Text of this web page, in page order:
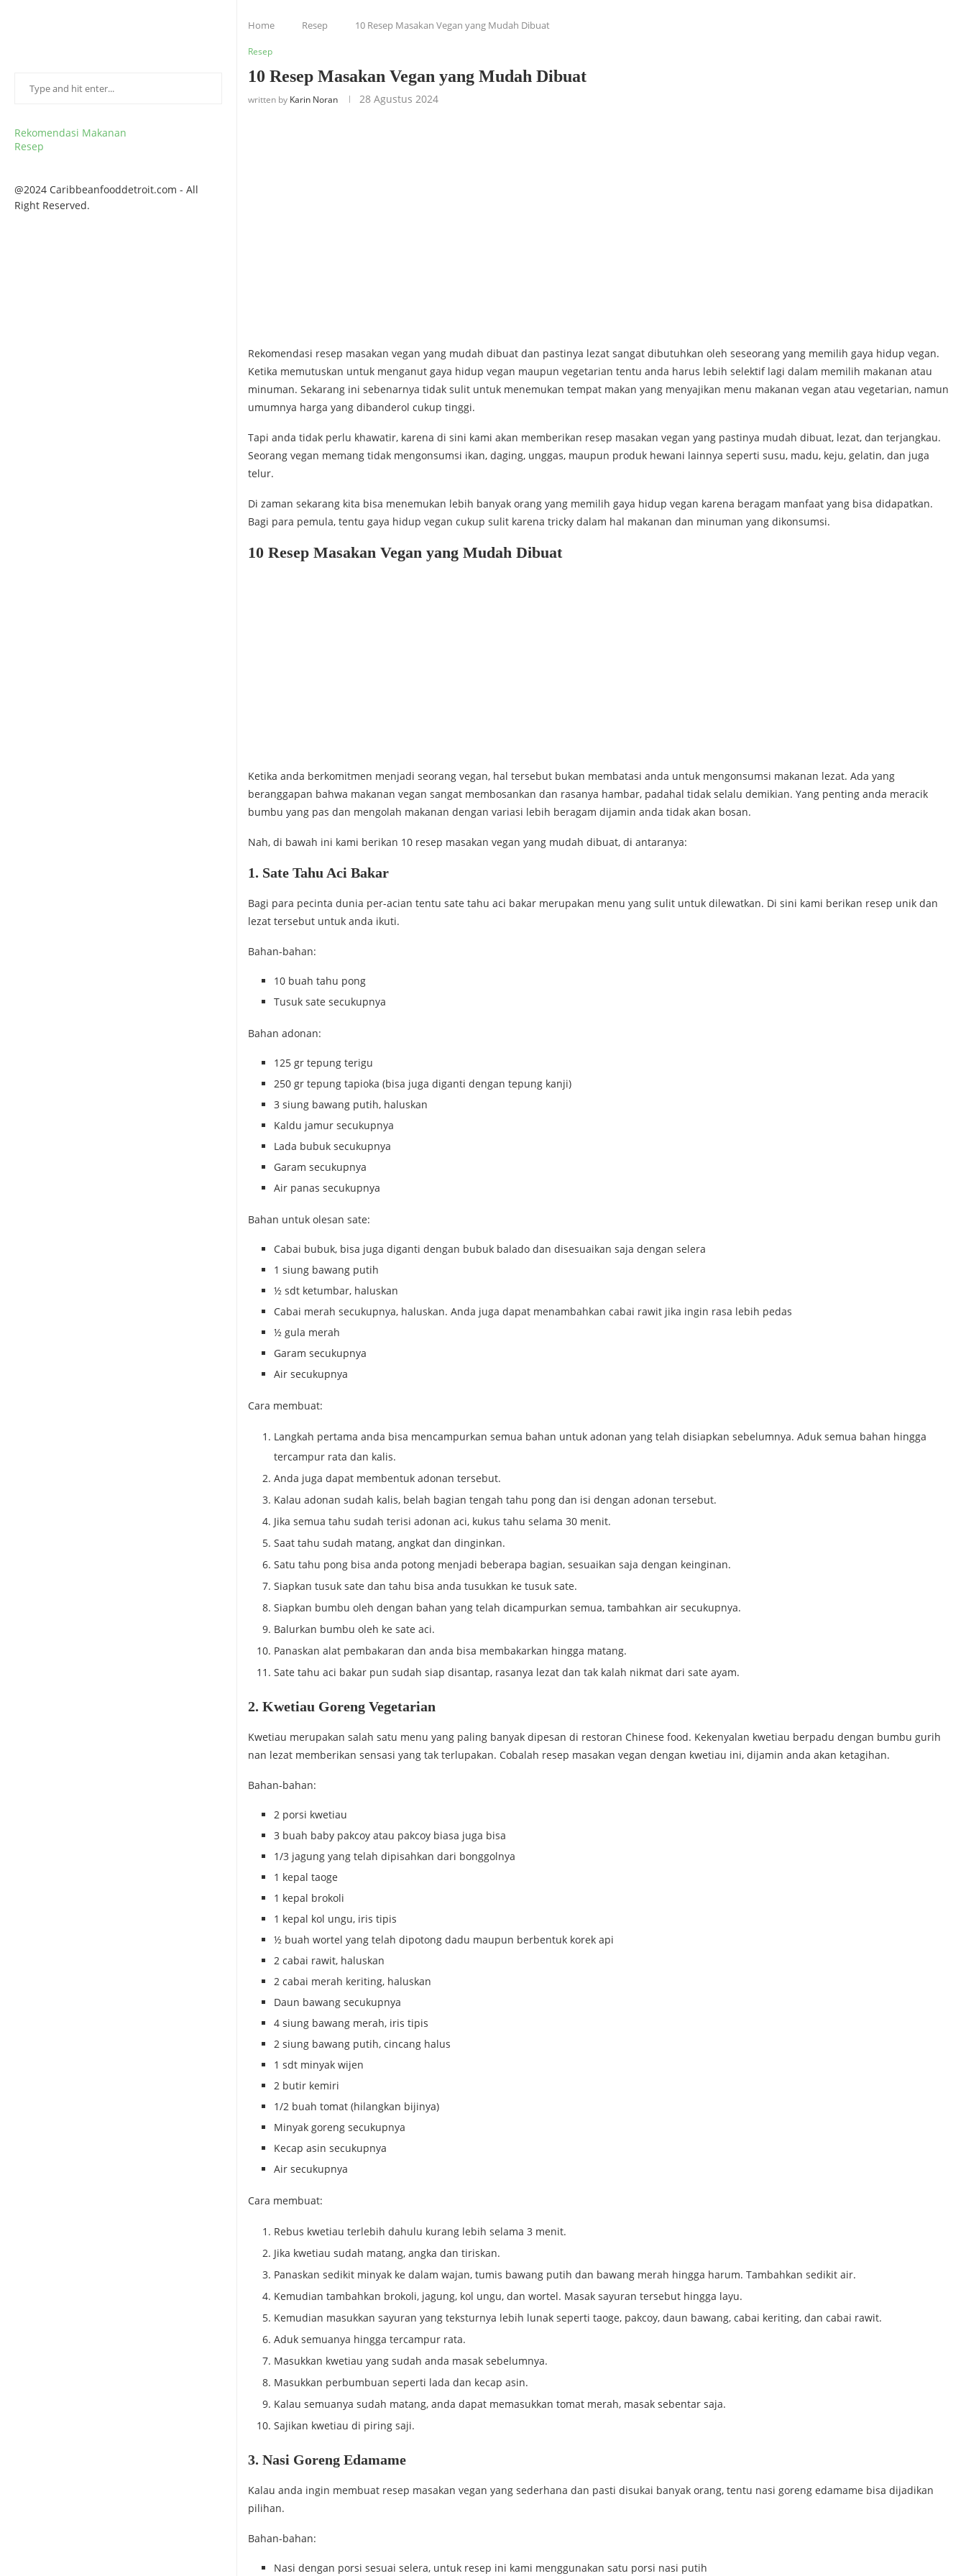
Rekomendasi Makanan
Resep
@2024 Caribbeanfooddetroit.com - All
Right Reserved.
Home Resep 10 Resep Masakan Vegan yang Mudah Dibuat
Resep
10 Resep Masakan Vegan yang Mudah Dibuat
written by Karin Noran 28 Agustus 2024
Rekomendasi resep masakan vegan yang mudah dibuat dan pastinya lezat sangat dibutuhkan oleh seseorang yang memilih gaya hidup vegan.
Ketika memutuskan untuk menganut gaya hidup vegan maupun vegetarian tentu anda harus lebih selektif lagi dalam memilih makanan atau
minuman. Sekarang ini sebenarnya tidak sulit untuk menemukan tempat makan yang menyajikan menu makanan vegan atau vegetarian, namun
umumnya harga yang dibanderol cukup tinggi.
Tapi anda tidak perlu khawatir, karena di sini kami akan memberikan resep masakan vegan yang pastinya mudah dibuat, lezat, dan terjangkau.
Seorang vegan memang tidak mengonsumsi ikan, daging, unggas, maupun produk hewani lainnya seperti susu, madu, keju, gelatin, dan juga
telur.
Di zaman sekarang kita bisa menemukan lebih banyak orang yang memilih gaya hidup vegan karena beragam manfaat yang bisa didapatkan.
Bagi para pemula, tentu gaya hidup vegan cukup sulit karena tricky dalam hal makanan dan minuman yang dikonsumsi.
10 Resep Masakan Vegan yang Mudah Dibuat
Ketika anda berkomitmen menjadi seorang vegan, hal tersebut bukan membatasi anda untuk mengonsumsi makanan lezat. Ada yang
beranggapan bahwa makanan vegan sangat membosankan dan rasanya hambar, padahal tidak selalu demikian. Yang penting anda meracik
bumbu yang pas dan mengolah makanan dengan variasi lebih beragam dijamin anda tidak akan bosan.
Nah, di bawah ini kami berikan 10 resep masakan vegan yang mudah dibuat, di antaranya:
1. Sate Tahu Aci Bakar
Bagi para pecinta dunia per-acian tentu sate tahu aci bakar merupakan menu yang sulit untuk dilewatkan. Di sini kami berikan resep unik dan
lezat tersebut untuk anda ikuti.
Bahan-bahan:
10 buah tahu pong
Tusuk sate secukupnya
Bahan adonan:
125 gr tepung terigu
250 gr tepung tapioka (bisa juga diganti dengan tepung kanji)
3 siung bawang putih, haluskan
Kaldu jamur secukupnya
Lada bubuk secukupnya
Garam secukupnya
Air panas secukupnya
Bahan untuk olesan sate:
Cabai bubuk, bisa juga diganti dengan bubuk balado dan disesuaikan saja dengan selera
1 siung bawang putih
½ sdt ketumbar, haluskan
Cabai merah secukupnya, haluskan. Anda juga dapat menambahkan cabai rawit jika ingin rasa lebih pedas
½ gula merah
Garam secukupnya
Air secukupnya
Cara membuat:
Langkah pertama anda bisa mencampurkan semua bahan untuk adonan yang telah disiapkan sebelumnya. Aduk semua bahan hingga
tercampur rata dan kalis.
Anda juga dapat membentuk adonan tersebut.
Kalau adonan sudah kalis, belah bagian tengah tahu pong dan isi dengan adonan tersebut.
Jika semua tahu sudah terisi adonan aci, kukus tahu selama 30 menit.
Saat tahu sudah matang, angkat dan dinginkan.
Satu tahu pong bisa anda potong menjadi beberapa bagian, sesuaikan saja dengan keinginan.
Siapkan tusuk sate dan tahu bisa anda tusukkan ke tusuk sate.
Siapkan bumbu oleh dengan bahan yang telah dicampurkan semua, tambahkan air secukupnya.
Balurkan bumbu oleh ke sate aci.
Panaskan alat pembakaran dan anda bisa membakarkan hingga matang.
Sate tahu aci bakar pun sudah siap disantap, rasanya lezat dan tak kalah nikmat dari sate ayam.
2. Kwetiau Goreng Vegetarian
Kwetiau merupakan salah satu menu yang paling banyak dipesan di restoran Chinese food. Kekenyalan kwetiau berpadu dengan bumbu gurih
nan lezat memberikan sensasi yang tak terlupakan. Cobalah resep masakan vegan dengan kwetiau ini, dijamin anda akan ketagihan.
Bahan-bahan:
2 porsi kwetiau
3 buah baby pakcoy atau pakcoy biasa juga bisa
1/3 jagung yang telah dipisahkan dari bonggolnya
1 kepal taoge
1 kepal brokoli
1 kepal kol ungu, iris tipis
½ buah wortel yang telah dipotong dadu maupun berbentuk korek api
2 cabai rawit, haluskan
2 cabai merah keriting, haluskan
Daun bawang secukupnya
4 siung bawang merah, iris tipis
2 siung bawang putih, cincang halus
1 sdt minyak wijen
2 butir kemiri
1/2 buah tomat (hilangkan bijinya)
Minyak goreng secukupnya
Kecap asin secukupnya
Air secukupnya
Cara membuat:
Rebus kwetiau terlebih dahulu kurang lebih selama 3 menit.
Jika kwetiau sudah matang, angka dan tiriskan.
Panaskan sedikit minyak ke dalam wajan, tumis bawang putih dan bawang merah hingga harum. Tambahkan sedikit air.
Kemudian tambahkan brokoli, jagung, kol ungu, dan wortel. Masak sayuran tersebut hingga layu.
Kemudian masukkan sayuran yang teksturnya lebih lunak seperti taoge, pakcoy, daun bawang, cabai keriting, dan cabai rawit.
Aduk semuanya hingga tercampur rata.
Masukkan kwetiau yang sudah anda masak sebelumnya.
Masukkan perbumbuan seperti lada dan kecap asin.
Kalau semuanya sudah matang, anda dapat memasukkan tomat merah, masak sebentar saja.
Sajikan kwetiau di piring saji.
3. Nasi Goreng Edamame
Kalau anda ingin membuat resep masakan vegan yang sederhana dan pasti disukai banyak orang, tentu nasi goreng edamame bisa dijadikan
pilihan.
Bahan-bahan:
Nasi dengan porsi sesuai selera, untuk resep ini kami menggunakan satu porsi nasi putih